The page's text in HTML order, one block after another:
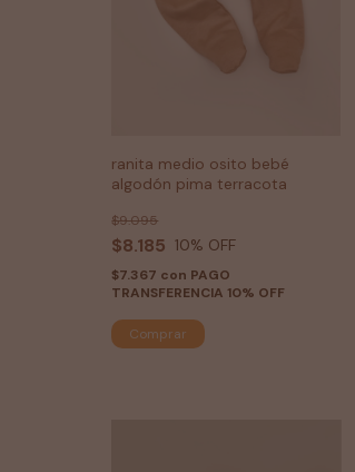
ranita medio osito bebé
algodón pima terracota
$8.185
$9.095
10% OFF
$7.367 con PAGO
TRANSFERENCIA 10% OFF
Comprar